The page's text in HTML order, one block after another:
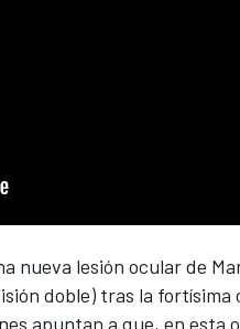
nueva lesión ocular de
doble) tras la fortísima
apuntan a que, en esta